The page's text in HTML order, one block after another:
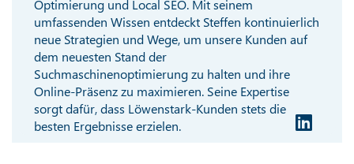
Optimierung und Local SEO. Mit seinem
umfassenden Wissen entdeckt Steffen kontinuierlich
neue Strategien und Wege, um unsere Kunden auf
dem neuesten Stand der
Suchmaschinenoptimierung zu halten und ihre
Online-Präsenz zu maximieren. Seine Expertise
sorgt dafür, dass Löwenstark-Kunden stets die
besten Ergebnisse erzielen.